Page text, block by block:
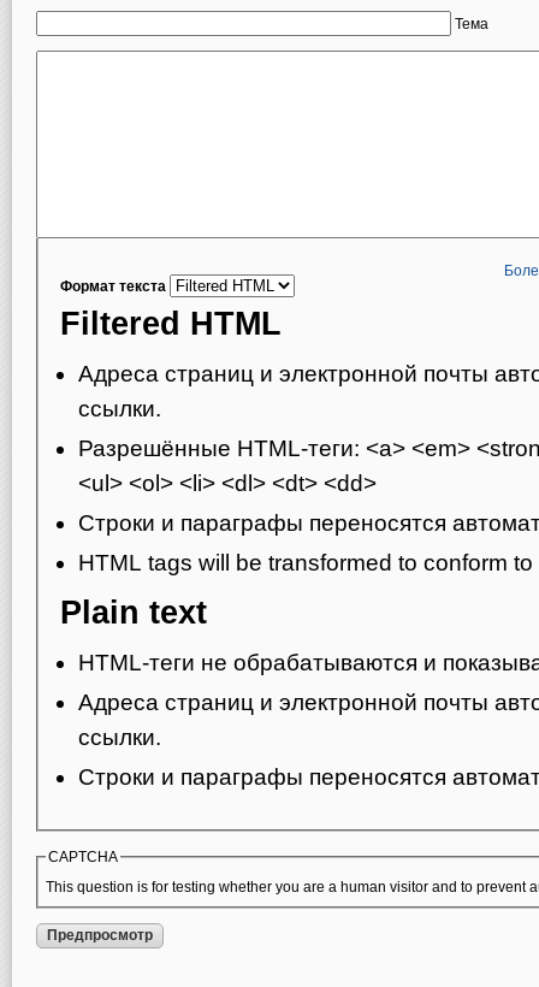
Тема
Формат текста
Filtered HTML
Адреса страниц и электронной почты
ссылки.
Разрешённые HTML-теги: <a> <em>
<ul> <ol> <li> <dl> <dt> <dd>
Строки и параграфы переносятся
HTML tags will be transformed to conform
Plain text
HTML-теги не обрабатываются и
Адреса страниц и электронной почты
ссылки.
Строки и параграфы переносятся
CAPTCHA
This question is for testing whether you are a human visitor and to prevent